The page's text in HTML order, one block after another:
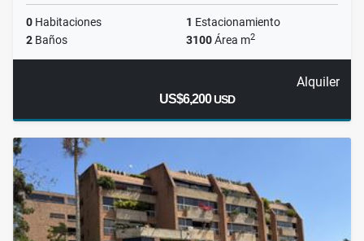
0 Habitaciones 1 Estacionamiento
2 Baños 3100Área m2
Alquiler
US$6,200USD